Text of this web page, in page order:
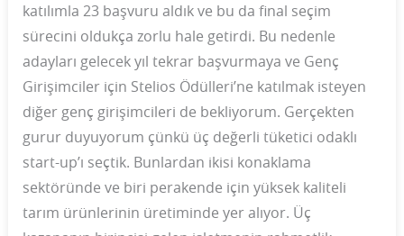
katılımla 23 başvuru aldık ve bu da final seçim
sürecini oldukça zorlu hale getirdi. Bu nedenle
adayları gelecek yıl tekrar başvurmaya ve Genç
Girişimciler için Stelios Ödülleri’ne katılmak isteyen
diğer genç girişimcileri de bekliyorum. Gerçekten
gurur duyuyorum çünkü üç değerli tüketici odaklı
start-up’ı seçtik. Bunlardan ikisi konaklama
sektöründe ve biri perakende için yüksek kaliteli
tarım ürünlerinin üretiminde yer alıyor. Üç